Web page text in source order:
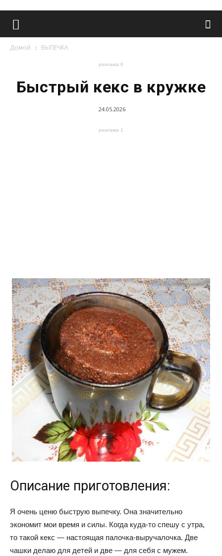
Домой ВЫПЕЧКА
реклама 6
Быстрый кекс в кружке
24.05.2026
реклама 1
Описание приготовления:
Я очень ценю быструю выпечку. Она значительно
экономит мои время и силы. Когда куда-то спешу с утра,
то такой кекс — настоящая палочка-выручалочка. Две
чашки делаю для детей и две — для себя с мужем.